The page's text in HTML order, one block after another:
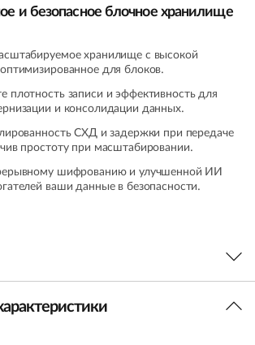
и безопасное блочное хранилище
хранилище с высокой
для блоков.
плотность записи и эффективность для
и консолидации данных.
СХД и задержки при передаче
простоту при масштабировании.
шифрованию и улучшенной ИИ
ваши данные в безопасности.